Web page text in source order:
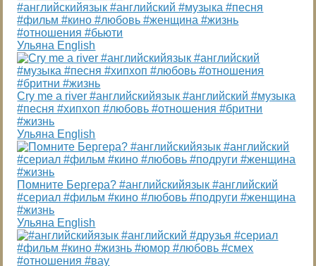
#английскийязык #английский #музыка #песня
#фильм #кино #любовь #женщина #жизнь
#отношения #бьюти
Ульяна English
Cry me a river #английскийязык #английский #музыка
#песня #хипхоп #любовь #отношения #бритни
#жизнь
Ульяна English
Помните Бергера? #английскийязык #английский
#сериал #фильм #кино #любовь #подруги #женщина
#жизнь
Ульяна English